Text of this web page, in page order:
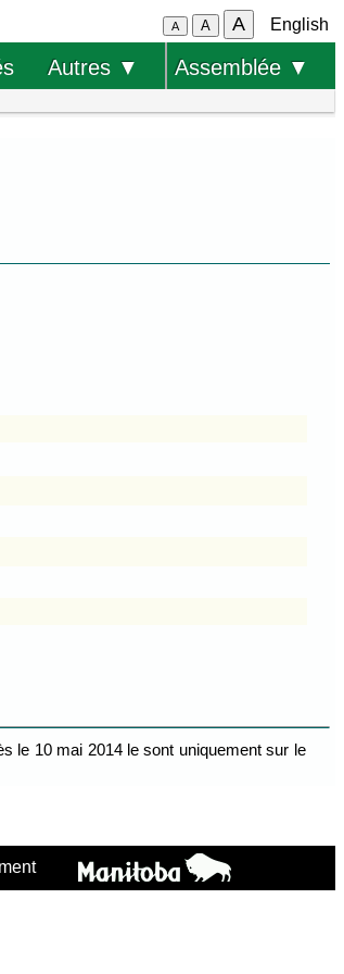
A A A English
Autres ▼ Assemblée ▼
le 10 mai 2014 le sont uniquement sur le